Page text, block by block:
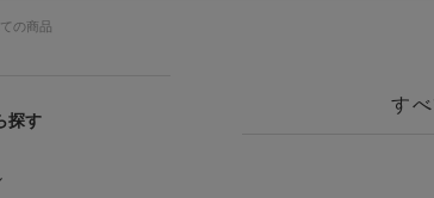
の商品
すべ